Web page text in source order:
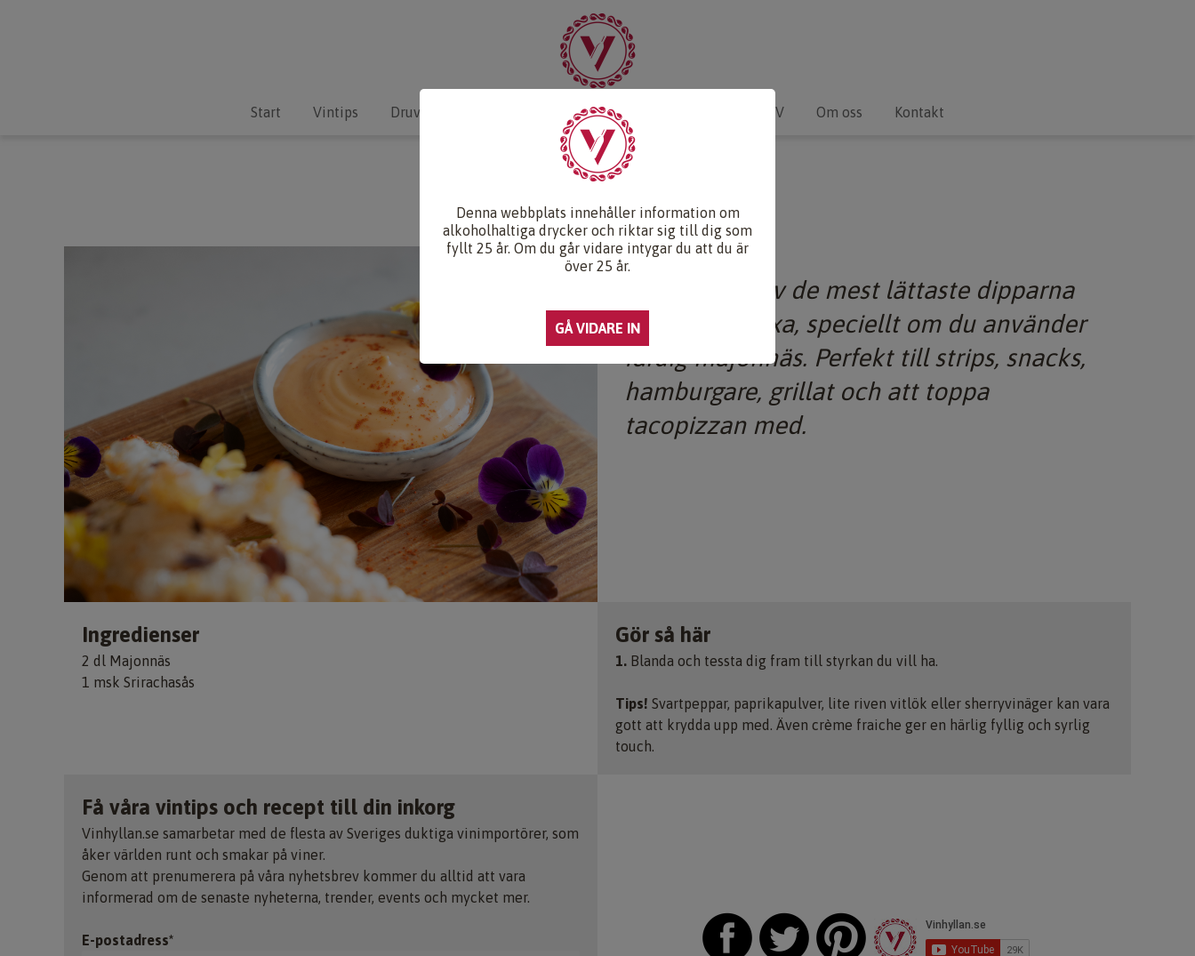
Start Vintips Druvlexikon Recept & Mat Vinkunskap Webb-TV Om oss Kontakt
SRIRACHAMAJONNÄS
Kan vara en av de mest lättaste dipparna
du kan kan fixa, speciellt om du använder
färdig majonnäs. Perfekt till strips, snacks,
hamburgare, grillat och att toppa
tacopizzan med.
Ingredienser
2 dl Majonnäs
1 msk Srirachasås
Gör så här
1. Blanda och tessta dig fram till styrkan du vill ha.
Tips! Svartpeppar, paprikapulver, lite riven vitlök eller sherryvinäger kan vara
gott att krydda upp med. Även crème fraiche ger en härlig fyllig och syrlig
touch.
Få våra vintips och recept till din inkorg
Vinhyllan.se samarbetar med de flesta av Sveriges duktiga vinimportörer, som
åker världen runt och smakar på viner.
Genom att prenumerera på våra nyhetsbrev kommer du alltid att vara
informerad om de senaste nyheterna, trender, events och mycket mer.
E-postadress*
Denna webbplats innehåller information om
alkoholhaltiga drycker och riktar sig till dig som
fyllt 25 år. Om du går vidare intygar du att du är
över 25 år.